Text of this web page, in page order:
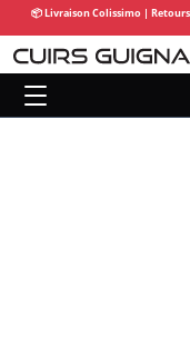
📦 Livraison Colissimo |